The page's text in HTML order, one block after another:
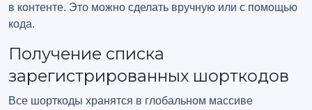
в контенте. Это можно сделать вручную или с помощью
кода.
Получение списка
зарегистрированных шорткодов
Все шорткоды хранятся в глобальном массиве